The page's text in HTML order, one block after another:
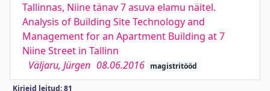
Tallinnas, Niine tänav 7 asuva elamu näitel.
Analysis of Building Site Technology and
Management for an Apartment Building at 7
Niine Street in Tallinn
Väljaru, Jürgen 08.06.2016 magistritööd
Kirjeid leitud: 81